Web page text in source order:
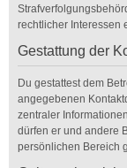
rechtlicher Interessen
Gestattung der
Du gestattest dem
angegebenen
zentraler
dürfen er und andere
persönlichen Bereich